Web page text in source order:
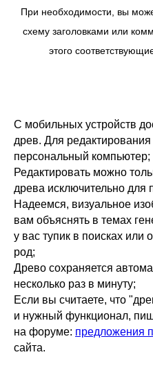
При необходимости, вы
схему заголовками или
этого
С мобильных устройств
древ. Для
персональный компьютер;
Редактировать можно
древа исключительно для
Надеемся, визуальное
вам объяснять в темах
у вас тупик в поисках или
род;
Древо сохраняется
несколько раз в минуту;
Если вы считаете, что
и нужный функционал,
на форуме: предложения
сайта.